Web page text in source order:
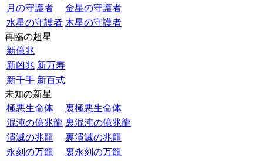
月の守護者
金星の守護者
水星の守護者 木星の守護者
再臨の超星
新億兆
新凶兆 新万寿
新千手 新百式
未知の新星
極悪生命体
裏極悪生命体
混沌の億兆龍 裏混沌の億兆龍
潰滅の兆龍
裏潰滅の兆龍
永刻の万龍
裏永刻の万龍